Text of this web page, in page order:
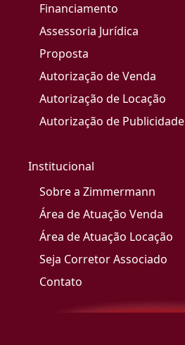
Financiamento
Assessoria Jurídica
Proposta
Autorização de Venda
Autorização de Locação
Autorização de Publicidade
Institucional
Sobre a Zimmermann
Área de Atuação Venda
Área de Atuação Locação
Seja Corretor Associado
Contato